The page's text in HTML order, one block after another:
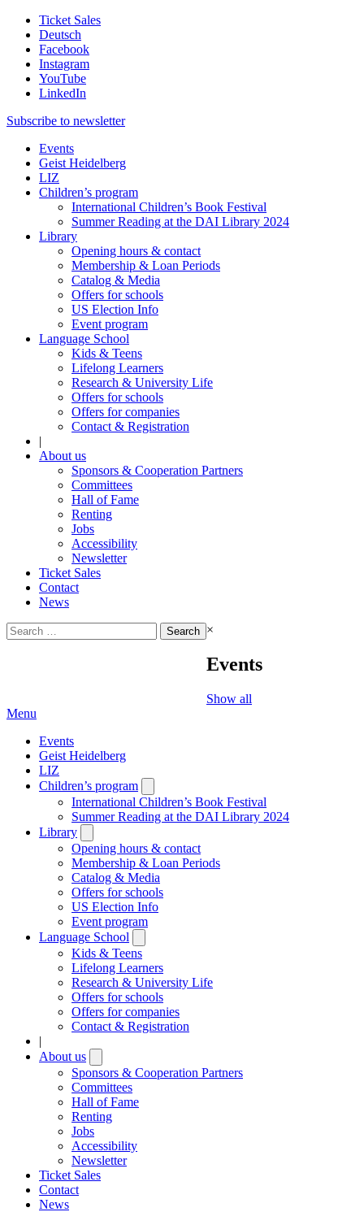
Ticket Sales
Deutsch
Facebook
Instagram
YouTube
LinkedIn
Subscribe to newsletter
Events
Geist Heidelberg
LIZ
Children’s program
International Children’s Book Festival
Summer Reading at the DAI Library 2024
Library
Opening hours & contact
Membership & Loan Periods
Catalog & Media
Offers for schools
US Election Info
Event program
Language School
Kids & Teens
Lifelong Learners
Research & University Life
Offers for schools
Offers for companies
Contact & Registration
|
About us
Sponsors & Cooperation Partners
Committees
Hall of Fame
Renting
Jobs
Accessibility
Newsletter
Ticket Sales
Contact
News
Search
for:
×
Events
Show all
Menu
Events
Geist Heidelberg
LIZ
Children’s program
submenu
International Children’s Book Festival
Summer Reading at the DAI Library 2024
Library
submenu
Opening hours & contact
Membership & Loan Periods
Catalog & Media
Offers for schools
US Election Info
Event program
Language School
submenu
Kids & Teens
Lifelong Learners
Research & University Life
Offers for schools
Offers for companies
Contact & Registration
|
About us
submenu
Sponsors & Cooperation Partners
Committees
Hall of Fame
Renting
Jobs
Accessibility
Newsletter
Ticket Sales
Contact
News